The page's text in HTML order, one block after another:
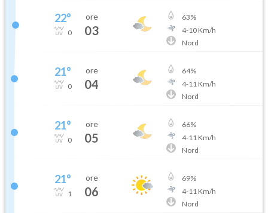
22°
0
ore
03
63%
4-10Km/h
Nord
21°
0
ore
04
64%
4-11 Km/h
Nord
21°
0
ore
05
66%
4-11 Km/h
Nord
21°
1
ore
06
69%
4-11 Km/h
Nord